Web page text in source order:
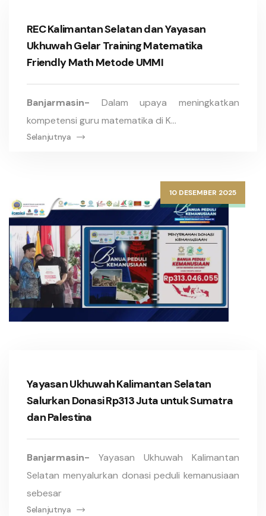
REC Kalimantan Selatan dan Yayasan
Ukhuwah Gelar Training Matematika
Friendly Math Metode UMMI
Banjarmasin- Dalam upaya meningkatkan
kompetensi guru matematika di K...
Selanjutnya
10 DESEMBER 2025
Yayasan Ukhuwah Kalimantan Selatan
Salurkan Donasi Rp313 Juta untuk Sumatra
dan Palestina
Banjarmasin- Yayasan Ukhuwah Kalimantan
Selatan menyalurkan donasi peduli kemanusiaan
sebesar
Selanjutnya